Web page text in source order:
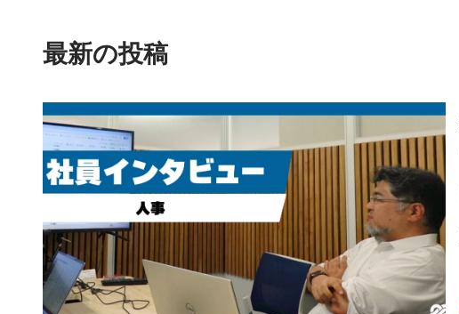
最新の投稿